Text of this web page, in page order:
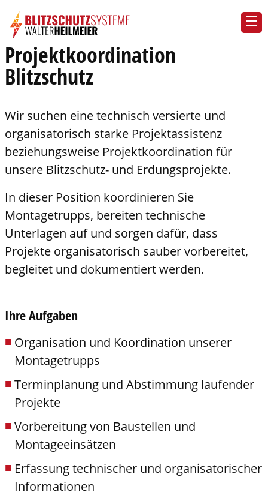
Projektkoordination
Blitzschutz
Wir suchen eine technisch versierte und
organisatorisch starke Projektassistenz
beziehungsweise Projektkoordination für
unsere Blitzschutz- und Erdungsprojekte.
In dieser Position koordinieren Sie
Montagetrupps, bereiten technische
Unterlagen auf und sorgen dafür, dass
Projekte organisatorisch sauber vorbereitet,
begleitet und dokumentiert werden.
Ihre Aufgaben
Organisation und Koordination unserer
Montagetrupps
Terminplanung und Abstimmung laufender
Projekte
Vorbereitung von Baustellen und
Montageeinsätzen
Erfassung technischer und organisatorischer
Informationen